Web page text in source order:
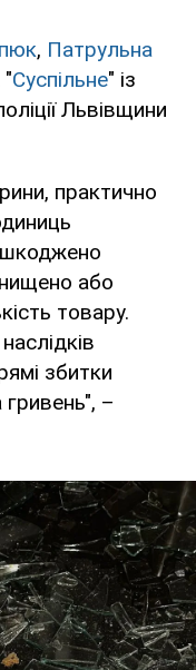
, Патрульна
"Суспільне" із
Львівщини
практично
або
товару.
збитки
–